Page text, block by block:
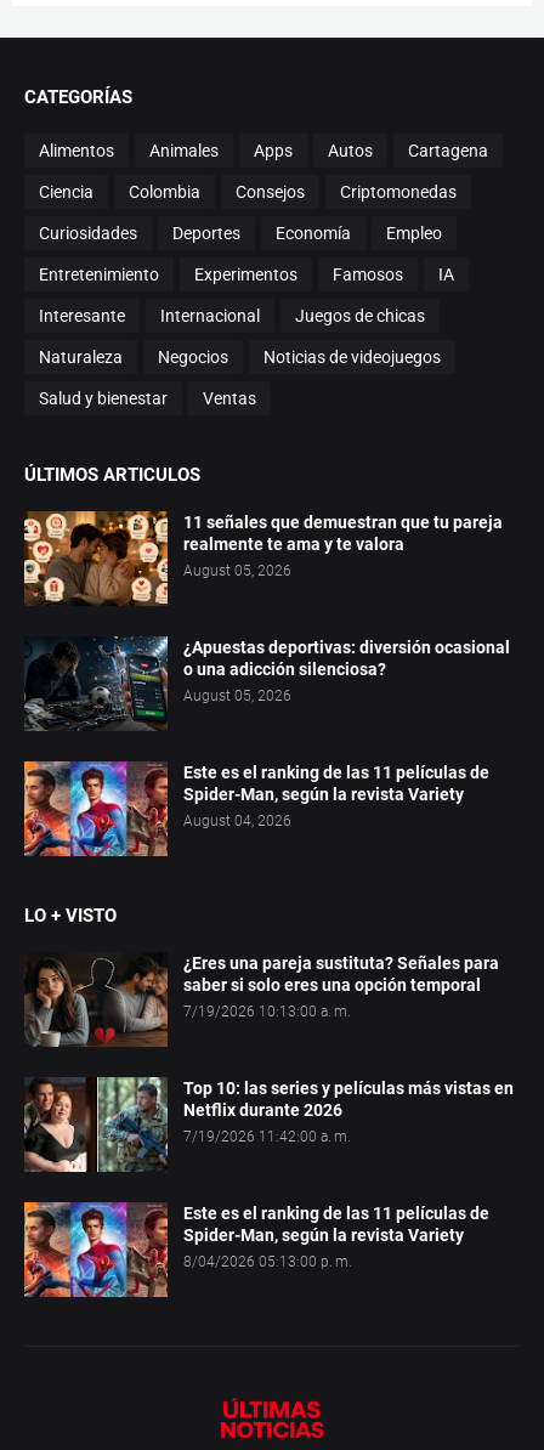
CATEGORÍAS
Alimentos Animales Apps Autos Cartagena
Ciencia Colombia Consejos Criptomonedas
Curiosidades Deportes Economía Empleo
Entretenimiento Experimentos Famosos IA
Interesante Internacional Juegos de chicas
Naturaleza Negocios Noticias de videojuegos
Salud y bienestar Ventas
ÚLTIMOS ARTICULOS
11 señales que demuestran que tu pareja
realmente te ama y te valora
August 05, 2026
¿Apuestas deportivas: diversión ocasional
o una adicción silenciosa?
August 05, 2026
Este es el ranking de las 11 películas de
Spider-Man, según la revista Variety
August 04, 2026
LO + VISTO
¿Eres una pareja sustituta? Señales para
saber si solo eres una opción temporal
7/19/2026 10:13:00 a. m.
Top 10: las series y películas más vistas en
Netflix durante 2026
7/19/2026 11:42:00 a. m.
Este es el ranking de las 11 películas de
Spider-Man, según la revista Variety
8/04/2026 05:13:00 p. m.